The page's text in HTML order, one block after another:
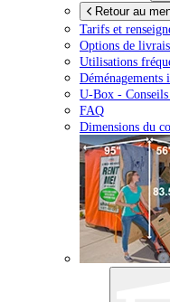
Retour au
Tarifs et
Options de
Utilisations
Déménagements
U-Box -
FAQ
Dimensions du